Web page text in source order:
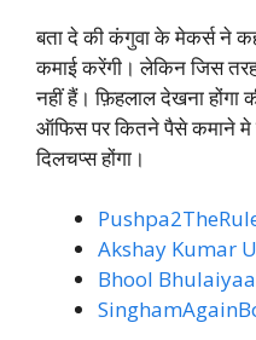
बता दे की कंगुवा के मेकर्स ने
कमाई करेंगी। लेकिन जिस
नहीं हैं। फ़िहलाल देखना
ऑफिस पर कितने पैसे कमाने
दिलचप्स होंगा।
Akshay Kumar
Bhool